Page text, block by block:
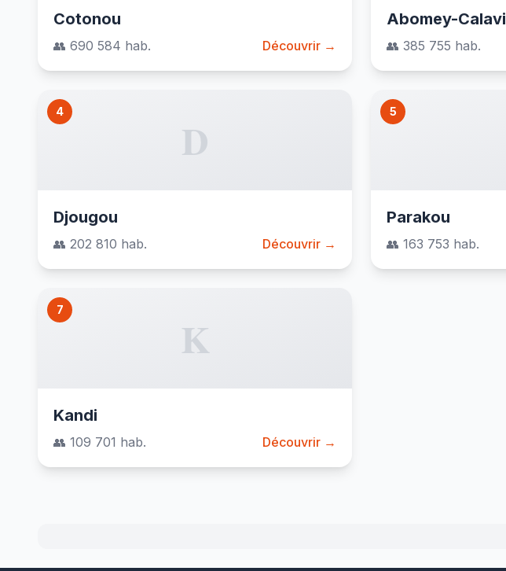
Cotonou
👥 690 584 hab. Découvrir →
Abomey-Calavi
👥 385 755 hab.
4
D
Djougou
👥 202 810 hab. Découvrir →
5
Parakou
👥 163 753 hab.
7
K
Kandi
👥 109 701 hab. Découvrir →